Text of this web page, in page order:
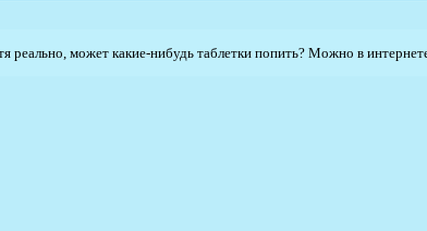
реально, может какие-нибудь таблетки попить? Можно в